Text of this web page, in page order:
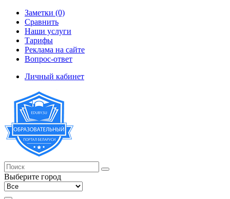
Заметки (0)
Сравнить
Наши услуги
Тарифы
Реклама на сайте
Вопрос-ответ
Личный кабинет
Выберите город